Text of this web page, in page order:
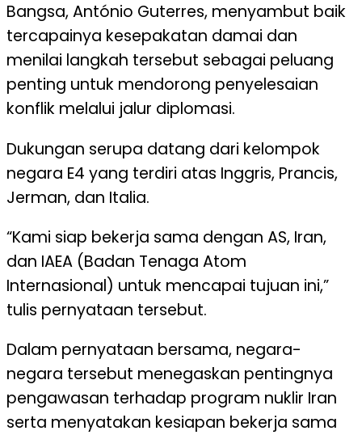
Bangsa, António Guterres, menyambut baik
tercapainya kesepakatan damai dan
menilai langkah tersebut sebagai peluang
penting untuk mendorong penyelesaian
konflik melalui jalur diplomasi.
Dukungan serupa datang dari kelompok
negara E4 yang terdiri atas Inggris, Prancis,
Jerman, dan Italia.
“Kami siap bekerja sama dengan AS, Iran,
dan IAEA (Badan Tenaga Atom
Internasional) untuk mencapai tujuan ini,”
tulis pernyataan tersebut.
Dalam pernyataan bersama, negara-
negara tersebut menegaskan pentingnya
pengawasan terhadap program nuklir Iran
serta menyatakan kesiapan bekerja sama